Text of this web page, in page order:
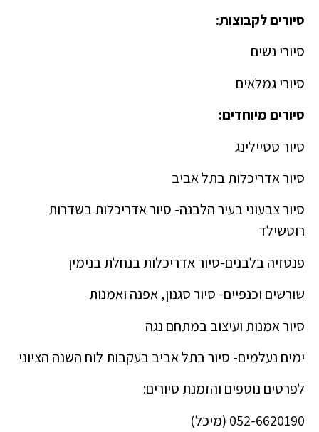
סיורים לקבוצות:
סיורי נשים
סיורי גמלאים
סיורים מיוחדים:
סיור סטיילינג
סיור אדריכלות בתל אביב
סיור צבעוני בעיר הלבנה- סיור אדריכלות בשדרות
רוטשילד
פנטזיה בלבנים-סיור אדריכלות בנחלת בנימין
שורשים וכנפיים- סיור סגנון, אפנה ואמנות
סיור אמנות ועיצוב במתחם נגה
ימים נעלמים- סיור בתל אביב בעקבות לוח השנה הציוני
לפרטים נוספים והזמנת סיורים:
052-6620190 (מיכל)